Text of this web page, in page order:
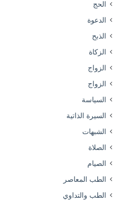
الحج
الدعوة
الذبح
الزكاة
الزواج
الزواج
السياسة
السيرة الذاتية
الشبهات
الصلاة
الصيام
الطب المعاصر
الطب والتداوي